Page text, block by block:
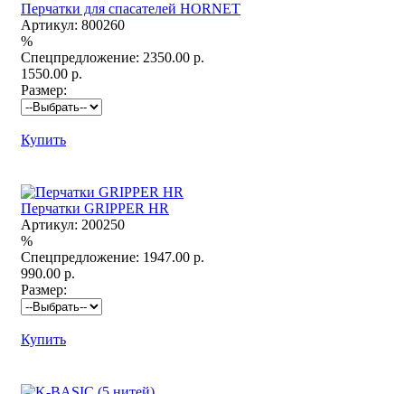
Перчатки для спасателей HORNET
Артикул: 800260
%
Спецпредложение: 2350.00 р.
1550.00 р.
Размер:
Купить
Перчатки GRIPPER HR
Артикул: 200250
%
Спецпредложение: 1947.00 р.
990.00 р.
Размер:
Купить